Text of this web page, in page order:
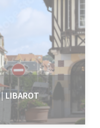
LIBAROT